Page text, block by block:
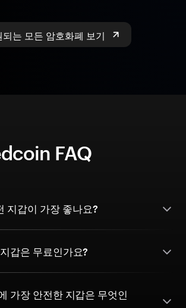
되는 모든 암호화폐 보기
FAQ
지갑이 가장 좋나요?
갑은 무료인가요?
가장 안전한 지갑은 무엇인